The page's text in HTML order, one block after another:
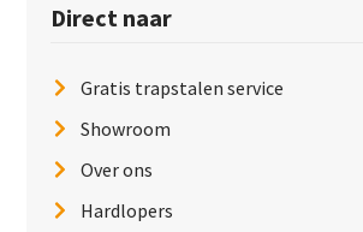
Direct naar
Gratis trapstalen service
Showroom
Over ons
Hardlopers